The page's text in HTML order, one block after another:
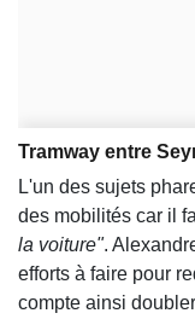
Tramway entre
L'un des sujets
des mobilités car il
la voiture".
efforts à faire pour
compte ainsi